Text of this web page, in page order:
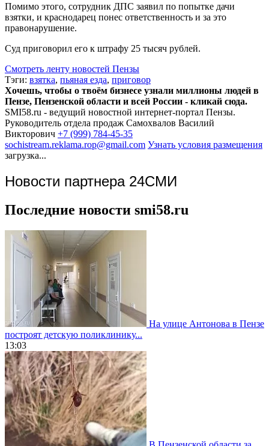
Помимо этого, сотрудник ДПС заявил по попытке дачи
взятки, и краснодарец понес ответственность и за это
правонарушение.
Суд приговорил его к штрафу 25 тысяч рублей.
Смотреть ленту новостей Пензы
Тэги: взятка, пьяная езда, приговор
Хочешь, чтобы о твоём бизнесе узнали миллионы людей в
Пензе, Пензенской области и всей России - кликай сюда.
SMI58.ru - ведущий новостной интернет-портал Пензы.
Руководитель отдела продаж Самохвалов Василий
Викторович +7 (999) 784-45-35
sochistream.reklama.rop@gmail.com Узнать условия размещения
загрузка...
Новости партнера 24СМИ
Последние новости smi58.ru
На улице Антонова в Пензе
построят детскую поликлинику...
13:03